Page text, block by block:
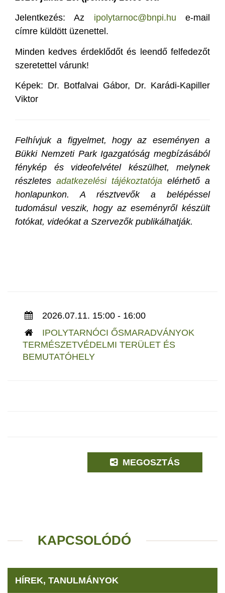
Jelentkezés: Az ipolytarnoc@bnpi.hu e-mail
címre küldött üzenettel.
Minden kedves érdeklődőt és leendő felfedezőt
szeretettel várunk!
Képek: Dr. Botfalvai Gábor, Dr. Karádi-Kapiller
Viktor
Felhívjuk a figyelmet, hogy az eseményen a
Bükki Nemzeti Park Igazgatóság megbízásából
fénykép és videofelvétel készülhet, melynek
részletes adatkezelési tájékoztatója elérhető a
honlapunkon. A résztvevők a belépéssel
tudomásul veszik, hogy az eseményről készült
fotókat, videókat a Szervezők publikálhatják.
2026.07.11. 15:00 - 16:00
IPOLYTARNÓCI ŐSMARADVÁNYOK
TERMÉSZETVÉDELMI TERÜLET ÉS
BEMUTATÓHELY
MEGOSZTÁS
KAPCSOLÓDÓ
HÍREK, TANULMÁNYOK